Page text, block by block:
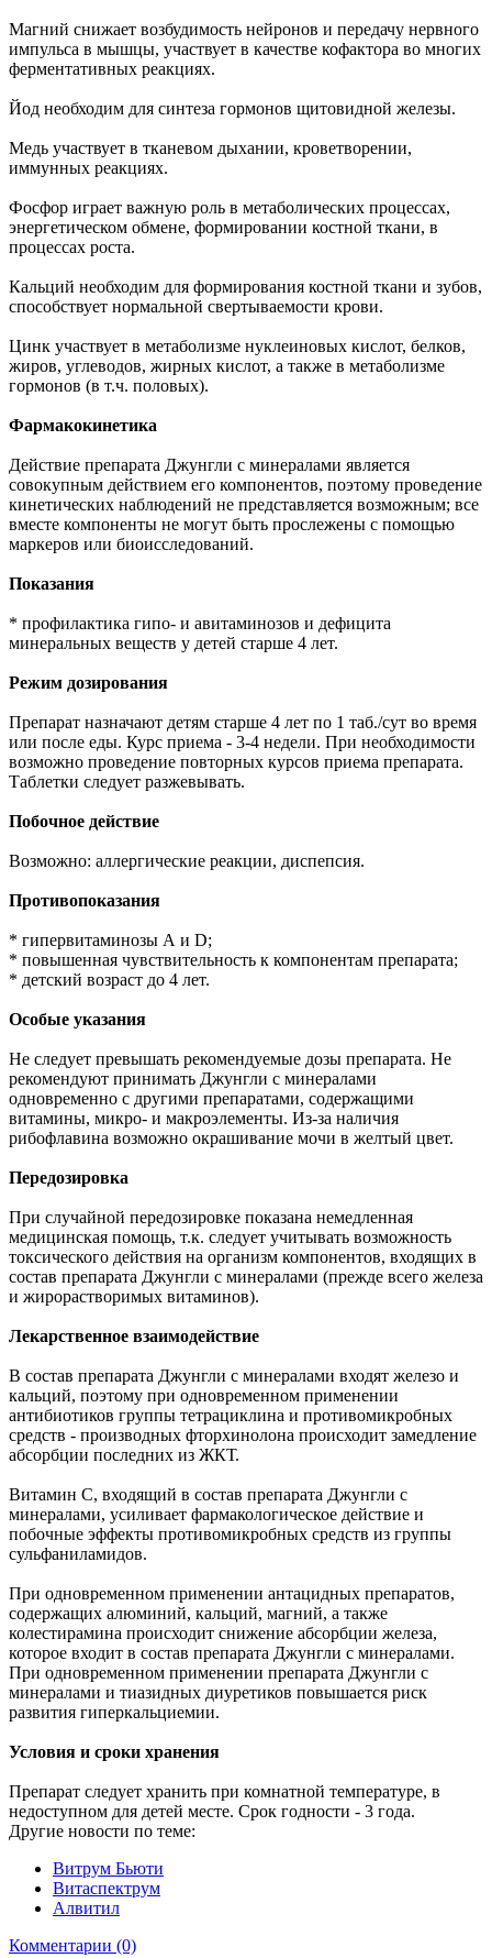
Магний снижает возбудимость нейронов и передачу нервного
импульса в мышцы, участвует в качестве кофактора во многих
ферментативных реакциях.
Йод необходим для синтеза гормонов щитовидной железы.
Медь участвует в тканевом дыхании, кроветворении,
иммунных реакциях.
Фосфор играет важную роль в метаболических процессах,
энергетическом обмене, формировании костной ткани, в
процессах роста.
Кальций необходим для формирования костной ткани и зубов,
способствует нормальной свертываемости крови.
Цинк участвует в метаболизме нуклеиновых кислот, белков,
жиров, углеводов, жирных кислот, а также в метаболизме
гормонов (в т.ч. половых).
Фармакокинетика
Действие препарата Джунгли с минералами является
совокупным действием его компонентов, поэтому проведение
кинетических наблюдений не представляется возможным; все
вместе компоненты не могут быть прослежены с помощью
маркеров или биоисследований.
Показания
* профилактика гипо- и авитаминозов и дефицита
минеральных веществ у детей старше 4 лет.
Режим дозирования
Препарат назначают детям старше 4 лет по 1 таб./сут во время
или после еды. Курс приема - 3-4 недели. При необходимости
возможно проведение повторных курсов приема препарата.
Таблетки следует разжевывать.
Побочное действие
Возможно: аллергические реакции, диспепсия.
Противопоказания
* гипервитаминозы А и D;
* повышенная чувствительность к компонентам препарата;
* детский возраст до 4 лет.
Особые указания
Не следует превышать рекомендуемые дозы препарата. Не
рекомендуют принимать Джунгли с минералами
одновременно с другими препаратами, содержащими
витамины, микро- и макроэлементы. Из-за наличия
рибофлавина возможно окрашивание мочи в желтый цвет.
Передозировка
При случайной передозировке показана немедленная
медицинская помощь, т.к. следует учитывать возможность
токсического действия на организм компонентов, входящих в
состав препарата Джунгли с минералами (прежде всего железа
и жирорастворимых витаминов).
Лекарственное взаимодействие
В состав препарата Джунгли с минералами входят железо и
кальций, поэтому при одновременном применении
антибиотиков группы тетрациклина и противомикробных
средств - производных фторхинолона происходит замедление
абсорбции последних из ЖКТ.
Витамин С, входящий в состав препарата Джунгли с
минералами, усиливает фармакологическое действие и
побочные эффекты противомикробных средств из группы
сульфаниламидов.
При одновременном применении антацидных препаратов,
содержащих алюминий, кальций, магний, а также
колестирамина происходит снижение абсорбции железа,
которое входит в состав препарата Джунгли с минералами.
При одновременном применении препарата Джунгли с
минералами и тиазидных диуретиков повышается риск
развития гиперкальциемии.
Условия и сроки хранения
Препарат следует хранить при комнатной температуре, в
недоступном для детей месте. Срок годности - 3 года.
Другие новости по теме:
Витрум Бьюти
Витаспектрум
Алвитил
Комментарии (0)